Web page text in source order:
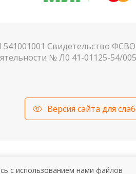
Свидетельство
№ Л0 41-01125-54/
Версия сайта для
c использованием нами файлов